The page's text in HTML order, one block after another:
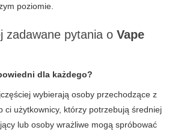
poziomie.
zadawane pytania o Vape
dla każdego?
wybierają osoby przechodzące z
ci użytkownicy, którzy potrzebują średniej
lub osoby wrażliwe mogą spróbować